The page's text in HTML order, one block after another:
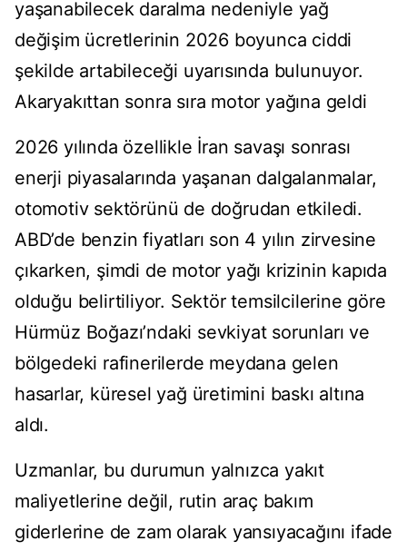
yaşanabilecek daralma nedeniyle yağ
değişim ücretlerinin 2026 boyunca ciddi
şekilde artabileceği uyarısında bulunuyor.
Akaryakıttan sonra sıra motor yağına geldi
2026 yılında özellikle İran savaşı sonrası
enerji piyasalarında yaşanan dalgalanmalar,
otomotiv sektörünü de doğrudan etkiledi.
ABD’de benzin fiyatları son 4 yılın zirvesine
çıkarken, şimdi de motor yağı krizinin kapıda
olduğu belirtiliyor. Sektör temsilcilerine göre
Hürmüz Boğazı’ndaki sevkiyat sorunları ve
bölgedeki rafinerilerde meydana gelen
hasarlar, küresel yağ üretimini baskı altına
aldı.
Uzmanlar, bu durumun yalnızca yakıt
maliyetlerine değil, rutin araç bakım
giderlerine de zam olarak yansıyacağını ifade